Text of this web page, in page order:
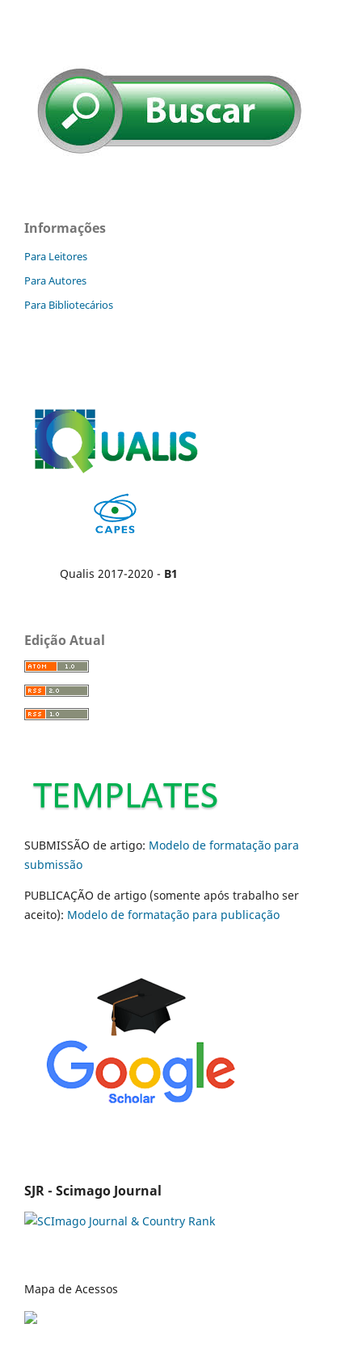
Informações
Para Leitores
Para Autores
Para Bibliotecários
Qualis 2017-2020 - B1
Edição Atual
SUBMISSÃO de artigo: Modelo de formatação para
submissão
PUBLICAÇÃO de artigo (somente após trabalho ser
aceito): Modelo de formatação para publicação
SJR - Scimago Journal
Mapa de Acessos